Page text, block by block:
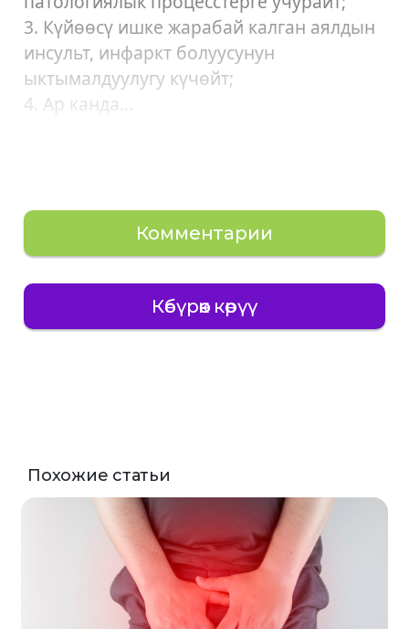
3. Күйөөсү ишке жарабай калган аялдын
инсульт, инфаркт болуусунун
ыктымалдуулугу күчөйт;
4. Ар канда...
Комментарии
Көбүрөөк көрүү
Похожие статьи